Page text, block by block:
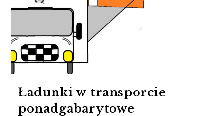
Ładunki w transporcie
ponadgabarytowe